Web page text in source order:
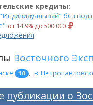
кредиты:
без
от 14.9% до 500 000
Восточного
10 , в
публикации о